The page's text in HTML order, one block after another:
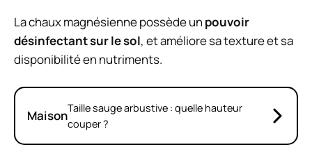
La chaux magnésienne possède un pouvoir
désinfectant sur le sol, et améliore sa texture et sa
disponibilité en nutriments.
MaisonTaille sauge arbustive : quelle hauteur
couper ?